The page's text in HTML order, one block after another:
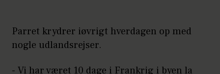
Parret krydrer iøvrigt hverdagen op med
nogle udlandsrejser.
- Vi har været 10 dage i Frankrig i byen la